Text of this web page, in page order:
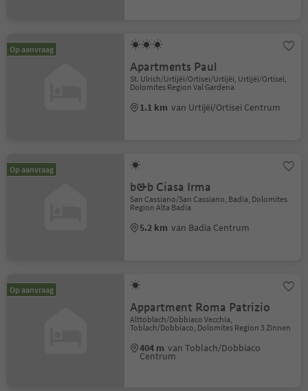
Op aanvraag
Apartments Paul
St. Ulrich/Urtijëi/Ortisei/Urtijëi, Urtijëi/Ortisei,
Dolomites Region Val Gardena
1.1 km van Urtijëi/Ortisei Centrum
Op aanvraag
b&b Ciasa Irma
San Cassiano/San Cassiano, Badia, Dolomites
Region Alta Badia
5.2 km van Badia Centrum
Op aanvraag
Appartment Roma Patrizio
Alttoblach/Dobbiaco Vecchia,
Toblach/Dobbiaco, Dolomites Region 3 Zinnen
404 m van Toblach/Dobbiaco
Centrum